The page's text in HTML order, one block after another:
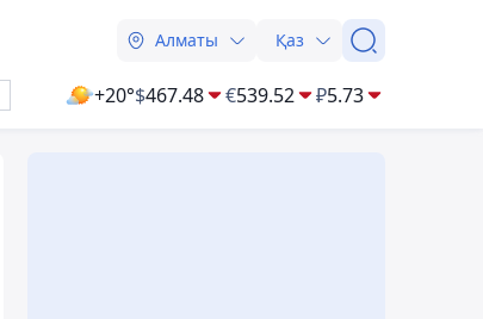
Алматы Қаз
+20°$467.48 €539.52 ₽5.73